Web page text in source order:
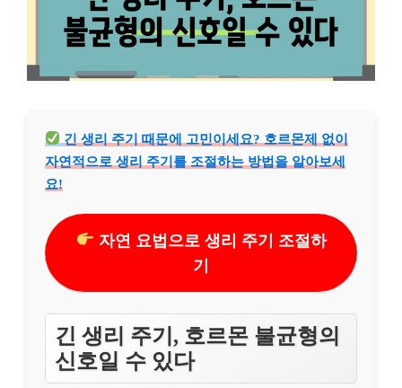
긴 생리 주기 때문에 고민이세요? 호르몬제 없이
자연적으로 생리 주기를 조절하는 방법을 알아보세
요!
자연 요법으로 생리 주기 조절하
기
긴 생리 주기, 호르몬 불균형의
신호일 수 있다